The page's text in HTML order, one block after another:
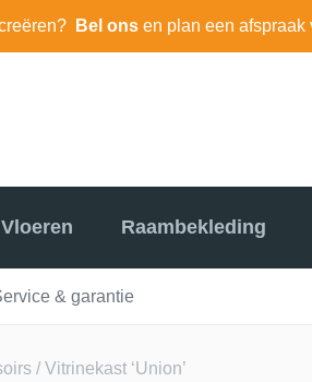
Bel onsen plan een afspraak
Vloeren Raambekleding
& garantie
/ Vitrinekast ‘Union’